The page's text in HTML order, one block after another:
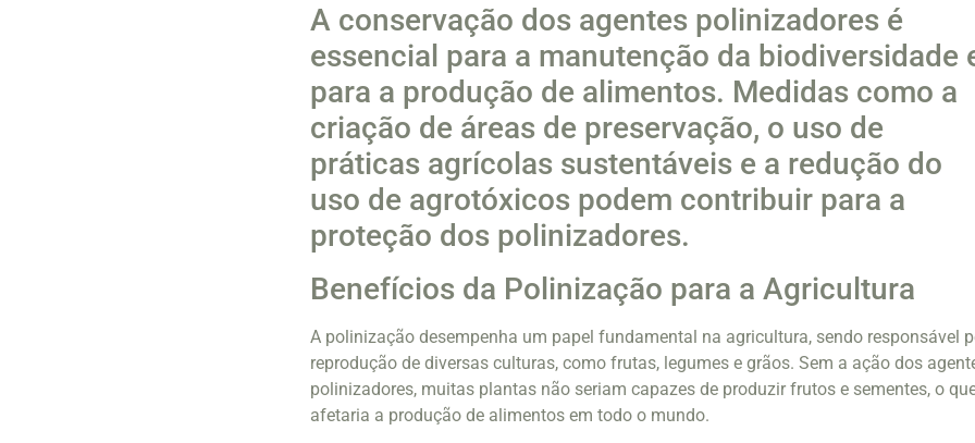
A conservação dos agentes polinizadores é
essencial para a manutenção da biodiversidade
para a produção de alimentos. Medidas como a
criação de áreas de preservação, o uso de
práticas agrícolas sustentáveis e a redução do
uso de agrotóxicos podem contribuir para a
proteção dos polinizadores.
Benefícios da Polinização para a Agricultura
A polinização desempenha um papel fundamental na agricultura, sendo responsável
reprodução de diversas culturas, como frutas, legumes e grãos. Sem a ação dos
polinizadores, muitas plantas não seriam capazes de produzir frutos e sementes, o
afetaria a produção de alimentos em todo o mundo.